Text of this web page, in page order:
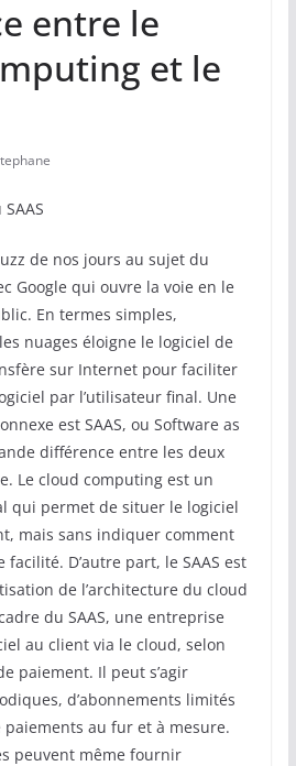
entre le
et le
de nos jours au sujet du
Google qui ouvre la voie en le
En termes simples,
nuages éloigne le logiciel de
sur Internet pour faciliter
par l’utilisateur final. Une
est SAAS, ou Software as
différence entre les deux
Le cloud computing est un
qui permet de situer le logiciel
mais sans indiquer comment
D’autre part, le SAAS est
de l’architecture du cloud
du SAAS, une entreprise
au client via le cloud, selon
paiement. Il peut s’agir
d’abonnements limités
au fur et à mesure.
peuvent même fournir